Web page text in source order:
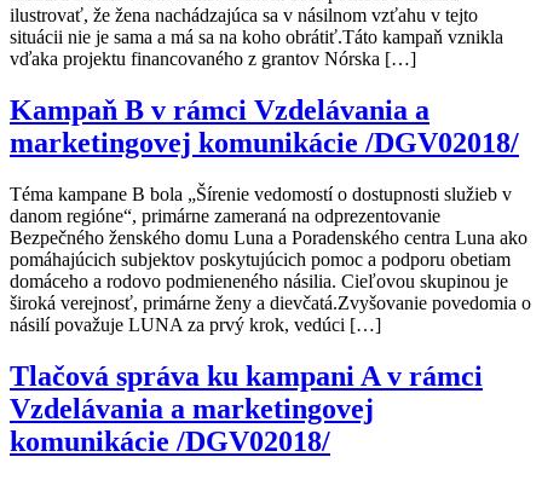
ilustrovať, že žena nachádzajúca sa v násilnom vzťahu v tejto
situácii nie je sama a má sa na koho obrátiť.Táto kampaň vznikla
vďaka projektu financovaného z grantov Nórska […]
Kampaň B v rámci Vzdelávania a
marketingovej komunikácie /DGV02018/
Téma kampane B bola „Šírenie vedomostí o dostupnosti služieb v
danom regióne“, primárne zameraná na odprezentovanie
Bezpečného ženského domu Luna a Poradenského centra Luna ako
pomáhajúcich subjektov poskytujúcich pomoc a podporu obetiam
domáceho a rodovo podmieneného násilia. Cieľovou skupinou je
široká verejnosť, primárne ženy a dievčatá.Zvyšovanie povedomia o
násilí považuje LUNA za prvý krok, vedúci […]
Tlačová správa ku kampani A v rámci
Vzdelávania a marketingovej
komunikácie /DGV02018/